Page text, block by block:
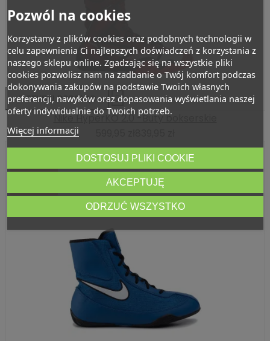
 SZYBKI PODGLĄD 
Nike HyperKO 2.0 -Buty bokserskie
-150,00 ZŁ
Pozwól na cookies
Korzystamy z plików cookies oraz podobnych technologii w
celu zapewnienia Ci najlepszych doświadczeń z korzystania z
naszego sklepu online. Zgadzając się na wszystkie pliki
cookies pozwolisz nam na zadbanie o Twój komfort podczas
dokonywania zakupów na podstawie Twoich własnych
preferencji, nawyków oraz dopasowania wyświetlania naszej
oferty indywidualnie do Twoich potrzeb.
Więcej informacji
DOSTOSUJ PLIKI COOKIE
ODRZUĆ WSZYSTKO
AKCEPTUJĘ